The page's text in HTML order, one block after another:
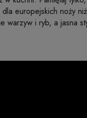
europejskich noży
warzyw i ryb, a jasna